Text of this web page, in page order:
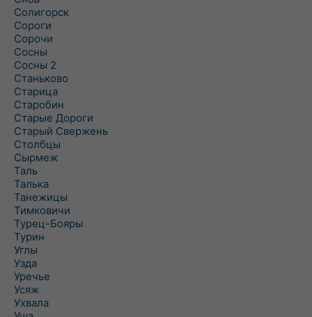
Солигорск
Сороги
Сорочи
Сосны
Сосны 2
Станьково
Старица
Старобин
Старые Дороги
Старый Свержень
Столбцы
Сырмеж
Таль
Талька
Танежицы
Тимковичи
Турец-Бояры
Турин
Углы
Узда
Уречье
Усяж
Ухвала